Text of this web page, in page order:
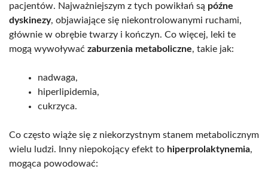
pacjentów. Najważniejszym z tych powikłań są późne
dyskinezy, objawiające się niekontrolowanymi ruchami,
głównie w obrębie twarzy i kończyn. Co więcej, leki te
mogą wywoływać zaburzenia metaboliczne, takie jak:
nadwaga,
hiperlipidemia,
cukrzyca.
Co często wiąże się z niekorzystnym stanem metabolicznym
wielu ludzi. Inny niepokojący efekt to hiperprolaktynemia,
mogąca powodować: